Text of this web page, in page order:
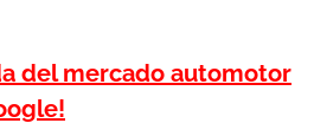
del mercado automotor